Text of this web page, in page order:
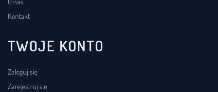
Kontakt
TWOJE KONTO
Zaloguj się
Zarejestruj się